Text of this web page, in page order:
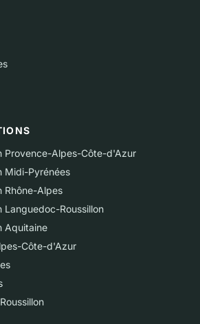
Provence-Alpes-Côte-d'Azur
Midi-Pyrénées
Rhône-Alpes
Roussillon
Aquitaine
Côte-d'Azur